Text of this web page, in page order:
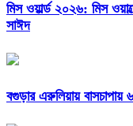
মিস ওয়ার্ল্ড ২০২৬: মিস
সাঈদ
বগুড়ার এরুলিয়ায়